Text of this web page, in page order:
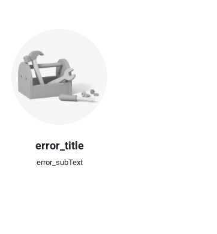
error_title
error_subText